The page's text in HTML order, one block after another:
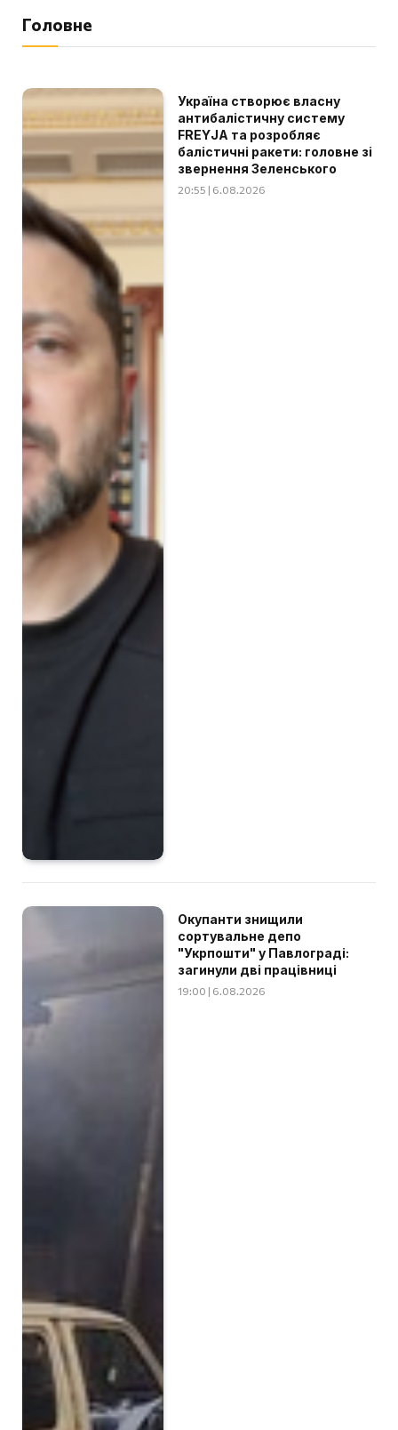
Головне
Україна створює власну
антибалістичну систему
FREYJA та розробляє
балістичні ракети: головне зі
звернення Зеленського
20:55 | 6.08.2026
Окупанти знищили
сортувальне депо
"Укрпошти" у Павлограді:
загинули дві працівниці
19:00 | 6.08.2026